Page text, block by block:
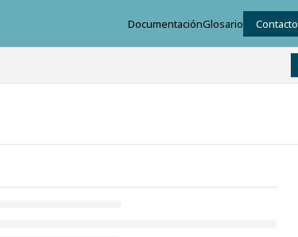
DocumentaciónGlosario Contacto